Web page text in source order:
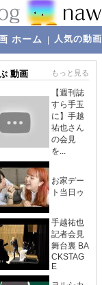
ホーム 人気の動画
動画 もっと見る
【週刊誌
すら手玉
に】手越
祐也さん
の会見
を...
お家デー
ト当日ゥ
手越祐也
記者会見
舞台裏 BA
CKSTAG
E